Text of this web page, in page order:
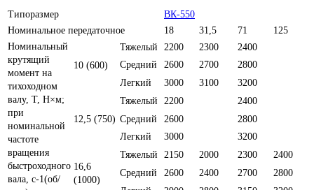
Типоразмер
ВК-550
Номинальное передаточное
18 31,5 71
125
Номинальный
крутящий
момент на
тихоходном
валу, Т, Н×м;
при
номинальной
частоте
вращения
быстроходного
вала, с-1(об/
10 (600)
Тяжелый 2200 2300
2400
Средний
2600 2700
2800
Легкий
3000 3100 3200
12,5 (750)
Тяжелый 2200
2400
Средний
2600
2800
Легкий
3000 3200
16,6
(1000)
Тяжелый 2150 2000 2300
2400
Средний
2600 2400 2700
2800